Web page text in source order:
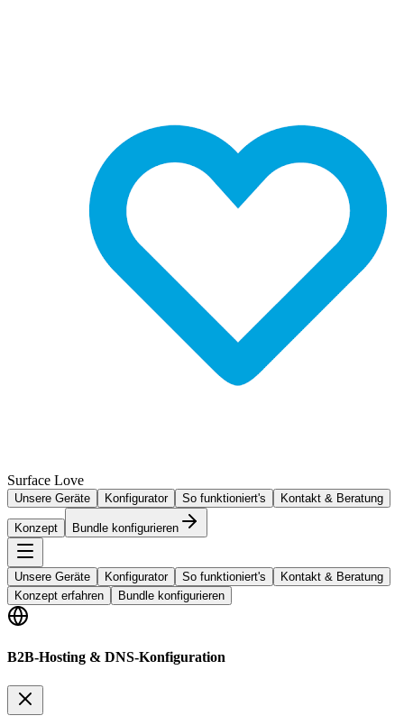
Surface Love
Unsere Geräte Konfigurator So funktioniert's Kontakt & Beratung
Konzept Bundle konfigurieren
Unsere Geräte Konfigurator So funktioniert's
Kontakt & Beratung
Konzept erfahren
Bundle konfigurieren
B2B-Hosting & DNS-Konfiguration